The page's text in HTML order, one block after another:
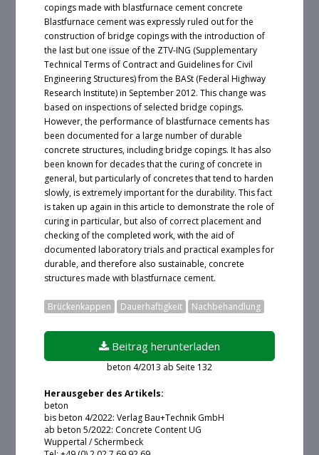
copings made with blastfurnace cement concrete
Blastfurnace cement was expressly ruled out for the
construction of bridge copings with the introduction of
the last but one issue of the ZTV-ING (Supplementary
Technical Terms of Contract and Guidelines for Civil
Engineering Structures) from the BASt (Federal Highway
Research Institute) in September 2012. This change was
based on inspections of selected bridge copings.
However, the performance of blastfurnace cements has
been documented for a large number of durable
concrete structures, including bridge copings. It has also
been known for decades that the curing of concrete in
general, but particularly of concretes that tend to harden
slowly, is extremely important for the durability. This fact
is taken up again in this article to demonstrate the role of
curing in particular, but also of correct placement and
checking of the completed work, with the aid of
documented laboratory trials and practical examples for
durable, and therefore also sustainable, concrete
structures made with blastfurnace cement.
Brückenkappen Dauerhaftigkeit Nachbehandlung
Beitrag herunterladen
Ein Login ist zur Zeit leider nicht möglich.
Angemeldet bleiben
beton 4/2013 ab Seite 132
Herausgeber des Artikels:
beton
bis beton 4/2022: Verlag Bau+Technik GmbH
ab beton 5/2022: Concrete Content UG
Wuppertal / Schermbeck